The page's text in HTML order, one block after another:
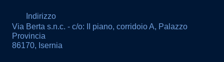
Indirizzo
Via Berta s.n.c. - c/o: II piano, corridoio A, Palazzo
Provincia
86170, Isernia